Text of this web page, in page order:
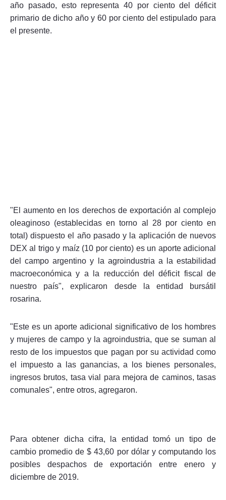
año pasado, esto representa 40 por ciento del déficit
primario de dicho año y 60 por ciento del estipulado para
el presente.
"El aumento en los derechos de exportación al complejo
oleaginoso (establecidas en torno al 28 por ciento en
total) dispuesto el año pasado y la aplicación de nuevos
DEX al trigo y maíz (10 por ciento) es un aporte adicional
del campo argentino y la agroindustria a la estabilidad
macroeconómica y a la reducción del déficit fiscal de
nuestro país", explicaron desde la entidad bursátil
rosarina.
"Este es un aporte adicional significativo de los hombres
y mujeres de campo y la agroindustria, que se suman al
resto de los impuestos que pagan por su actividad como
el impuesto a las ganancias, a los bienes personales,
ingresos brutos, tasa vial para mejora de caminos, tasas
comunales", entre otros, agregaron.
Para obtener dicha cifra, la entidad tomó un tipo de
cambio promedio de $ 43,60 por dólar y computando los
posibles despachos de exportación entre enero y
diciembre de 2019.